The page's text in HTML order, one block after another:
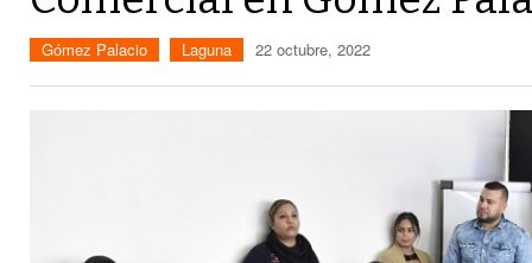
Gómez Palacio Laguna 22 octubre, 2022